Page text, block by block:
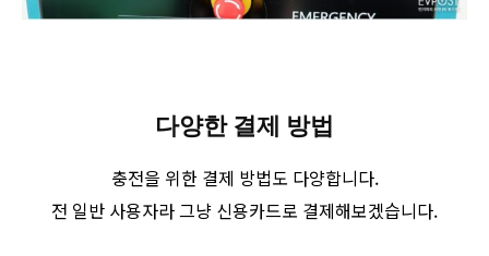
다양한 결제 방법
충전을 위한 결제 방법도 다양합니다.
전 일반 사용자라 그냥 신용카드로 결제해보겠습니다.